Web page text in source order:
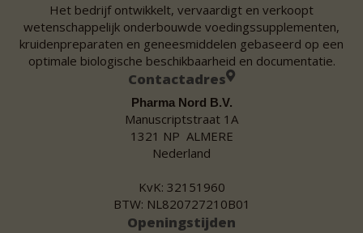
Het bedrijf ontwikkelt, vervaardigt en verkoopt
wetenschappelijk onderbouwde voedingssupplementen,
kruidenpreparaten en geneesmiddelen gebaseerd op een
optimale biologische beschikbaarheid en documentatie.
Contactadres
Pharma Nord B.V.
Manuscriptstraat 1A
1321 NP ALMERE
Nederland
KvK: 32151960
BTW: NL820727210B01
Openingstijden